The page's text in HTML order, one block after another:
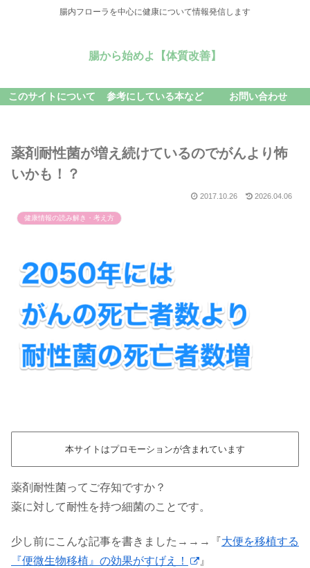
腸内フローラを中心に健康について情報発信します
腸から始めよ【体質改善】
このサイトについて 参考にしている本など お問い合わせ
薬剤耐性菌が増え続けているのでがんより怖
いかも！？
2017.10.26 2026.04.06
健康情報の読み解き・考え方
本サイトはプロモーションが含まれています
薬剤耐性菌ってご存知ですか？
薬に対して耐性を持つ細菌のことです。
少し前にこんな記事を書きました→→→『大便を移植する
『便微生物移植』の効果がすげえ！
』